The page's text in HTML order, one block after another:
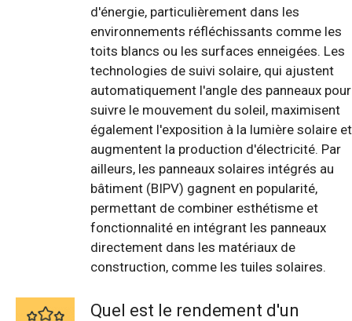
d'énergie, particulièrement dans les
environnements réfléchissants comme les
toits blancs ou les surfaces enneigées. Les
technologies de suivi solaire, qui ajustent
automatiquement l'angle des panneaux pour
suivre le mouvement du soleil, maximisent
également l'exposition à la lumière solaire et
augmentent la production d'électricité. Par
ailleurs, les panneaux solaires intégrés au
bâtiment (BIPV) gagnent en popularité,
permettant de combiner esthétisme et
fonctionnalité en intégrant les panneaux
directement dans les matériaux de
construction, comme les tuiles solaires.
Quel est le rendement d'un